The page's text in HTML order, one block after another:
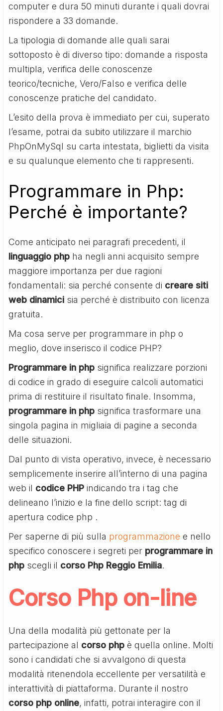
computer e dura 50 minuti durante i quali dovrai
rispondere a 33 domande.
La tipologia di domande alle quali sarai
sottoposto è di diverso tipo: domande a risposta
multipla, verifica delle conoscenze
teorico/tecniche, Vero/Falso e verifica delle
conoscenze pratiche del candidato.
L’esito della prova è immediato per cui, superato
l’esame, potrai da subito utilizzare il marchio
PhpOnMySql su carta intestata, biglietti da visita
e su qualunque elemento che ti rappresenti.
Programmare in Php:
Perché è importante?
Come anticipato nei paragrafi precedenti, il
linguaggio php ha negli anni acquisito sempre
maggiore importanza per due ragioni
fondamentali: sia perché consente di creare siti
web dinamici sia perché è distribuito con licenza
gratuita.
Ma cosa serve per programmare in php o
meglio, dove inserisco il codice PHP?
Programmare in php significa realizzare porzioni
di codice in grado di eseguire calcoli automatici
prima di restituire il risultato finale. Insomma,
programmare in php significa trasformare una
singola pagina in migliaia di pagine a seconda
delle situazioni.
Dal punto di vista operativo, invece, è necessario
semplicemente inserire all’interno di una pagina
web il codice PHP indicando tra i tag che
delineano l’inizio e la fine dello script: tag di
apertura codice php .
Per saperne di più sulla programmazione e nello
specifico conoscere i segreti per programmare in
php scegli il corso Php Reggio Emilia.
Corso Php on-line
Una della modalità più gettonate per la
partecipazione al corso php è quella online. Molti
sono i candidati che si avvalgono di questa
modalità ritenendola eccellente per versatilità e
interattività di piattaforma. Durante il nostro
corso php online, infatti, potrai interagire con il